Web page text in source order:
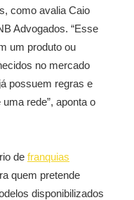
como avalia Caio
Advogados. “Esse
um produto ou
no mercado
possuem regras e
rede”, aponta o
de franquias
quem pretende
disponibilizados